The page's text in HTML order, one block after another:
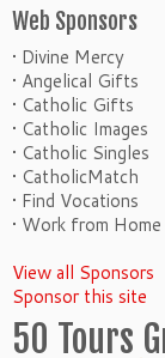
Web Sponsors
• Divine Mercy
• Angelical Gifts
• Catholic Gifts
• Catholic Images
• Catholic Singles
• CatholicMatch
• Find Vocations
• Work from Home
View all Sponsors
Sponsor this site
50 Tours